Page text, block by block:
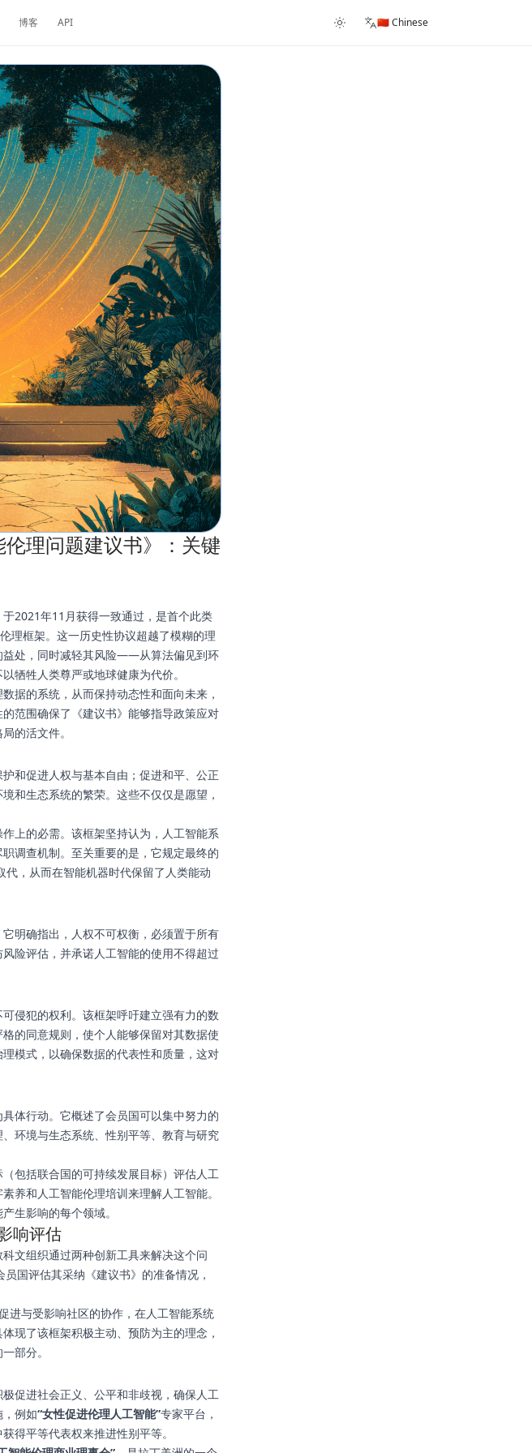
博客 API 🇨🇳 Chinese
理问题建议书》：关键
2021年11月获得一致通过，是首个此类
理框架。这一历史性协议超越了模糊的理
益处，同时减轻其风险——从算法偏见到环
牺牲人类尊严或地球健康为代价。
据的系统，从而保持动态性和面向未来，
范围确保了《建议书》能够指导政策应对
的活文件。
和促进人权与基本自由；促进和平、公正
和生态系统的繁荣。这些不仅仅是愿望，
上的必需。该框架坚持认为，人工智能系
调查机制。至关重要的是，它规定最终的
，从而在智能机器时代保留了人类能动
明确指出，人权不可权衡，必须置于所有
险评估，并承诺人工智能的使用不得超过
侵犯的权利。该框架呼吁建立强有力的数
的同意规则，使个人能够保留对其数据使
模式，以确保数据的代表性和质量，这对
体行动。它概述了会员国可以集中努力的
环境与生态系统、性别平等、教育与研究
包括联合国的可持续发展目标）评估人工
养和人工智能伦理培训来理解人工智能。
生影响的每个领域。
响评估
文组织通过两种创新工具来解决这个问
国评估其采纳《建议书》的准备情况，
进与受影响社区的协作，在人工智能系统
现了该框架积极主动、预防为主的理念，
部分。
促进社会正义、公平和非歧视，确保人工
例如“女性促进伦理人工智能”专家平台，
得平等代表权来推进性别平等。